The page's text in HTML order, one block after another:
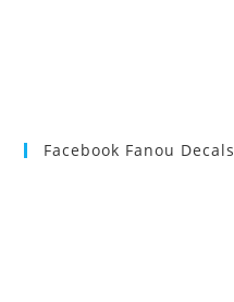
Facebook Fanou Decals